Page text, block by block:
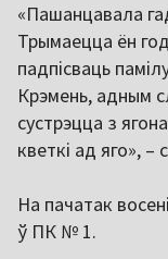
«Пашанцавала
Трымаецца ён
падпісваць
Крэмень, адным
сустрэцца з
кветкі ад яго», –
На пачатак
ў ПК № 1.